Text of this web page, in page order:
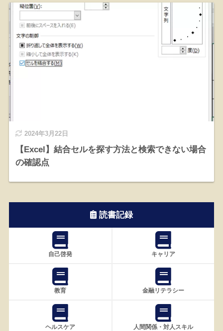
2024年3月22日
【Excel】結合セルを探す方法と検索できない場合
の確認点
読書記録
自己啓発 キャリア
教育 金融リテラシー
ヘルスケア 人間関係・対人スキル